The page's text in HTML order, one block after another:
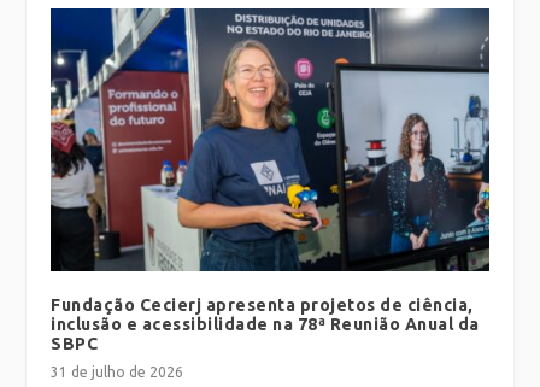
Fundação Cecierj apresenta projetos de ciência,
inclusão e acessibilidade na 78ª Reunião Anual da
SBPC
31 de julho de 2026